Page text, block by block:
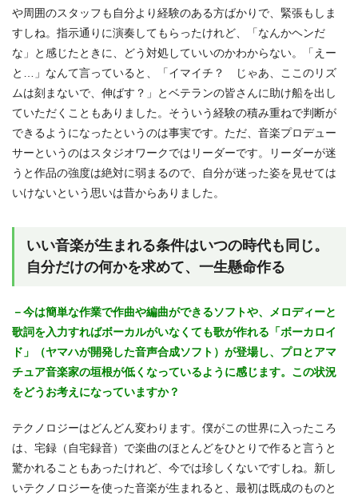
や周囲のスタッフも自分より経験のある方ばかりで、緊張もしま
すしね。指示通りに演奏してもらったけれど、「なんかヘンだ
な」と感じたときに、どう対処していいのかわからない。「えー
と…」なんて言っていると、「イマイチ？ じゃあ、ここのリズ
ムは刻まないで、伸ばす？」とベテランの皆さんに助け船を出し
ていただくこともありました。そういう経験の積み重ねで判断が
できるようになったというのは事実です。ただ、音楽プロデュー
サーというのはスタジオワークではリーダーです。リーダーが迷
うと作品の強度は絶対に弱まるので、自分が迷った姿を見せては
いけないという思いは昔からありました。
いい音楽が生まれる条件はいつの時代も同じ。
自分だけの何かを求めて、一生懸命作る
－今は簡単な作業で作曲や編曲ができるソフトや、メロディーと
歌詞を入力すればボーカルがいなくても歌が作れる「ボーカロイ
ド」（ヤマハが開発した音声合成ソフト）が登場し、プロとアマ
チュア音楽家の垣根が低くなっているように感じます。この状況
をどうお考えになっていますか？
テクノロジーはどんどん変わります。僕がこの世界に入ったころ
は、宅録（自宅録音）で楽曲のほとんどをひとりで作ると言うと
驚かれることもあったけれど、今では珍しくないですしね。新し
いテクノロジーを使った音楽が生まれると、最初は既成のものと